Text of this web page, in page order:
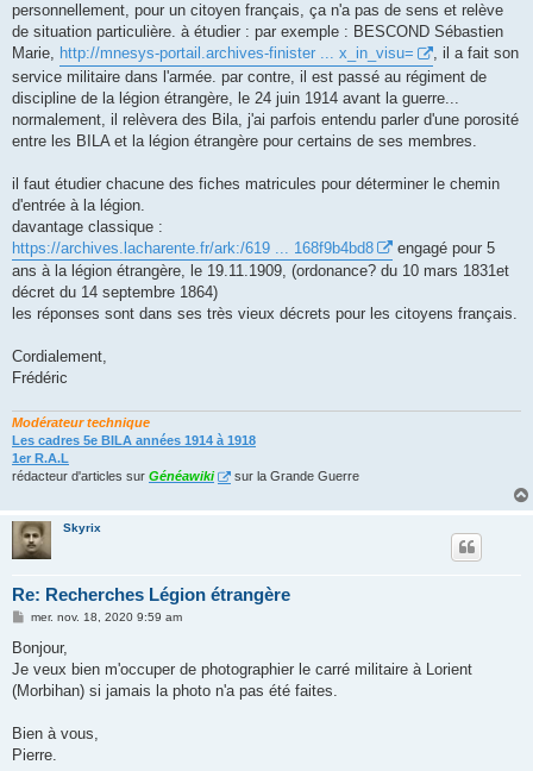
personnellement, pour un citoyen français, ça n'a pas de sens et relève
de situation particulière. à étudier : par exemple : BESCOND Sébastien
Marie, http://mnesys-portail.archives-finister ... x_in_visu=
, il a fait son
service militaire dans l'armée. par contre, il est passé au régiment de
discipline de la légion étrangère, le 24 juin 1914 avant la guerre...
normalement, il relèvera des Bila, j'ai parfois entendu parler d'une porosité
entre les BILA et la légion étrangère pour certains de ses membres.
il faut étudier chacune des fiches matricules pour déterminer le chemin
d'entrée à la légion.
davantage classique :
https://archives.lacharente.fr/ark:/619 ... 168f9b4bd8
engagé pour 5
ans à la légion étrangère, le 19.11.1909, (ordonance? du 10 mars 1831et
décret du 14 septembre 1864)
les réponses sont dans ses très vieux décrets pour les citoyens français.
Cordialement,
Frédéric
Modérateur technique
Les cadres 5e BILA années 1914 à 1918
1er R.A.L
rédacteur d'articles sur Généawiki sur la Grande Guerre
Skyrix
Re: Recherches Légion étrangère
M
s
a
g
mer. nov. 18, 2020 9:59 am
Bonjour,
Je veux bien m'occuper de photographier le carré militaire à Lorient
(Morbihan) si jamais la photo n'a pas été faites.
Bien à vous,
Pierre.